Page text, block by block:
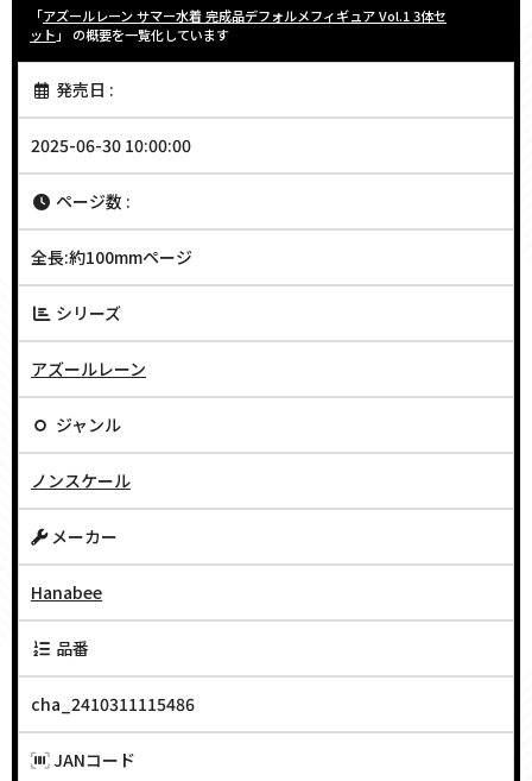
「アズールレーン サマー水着 完成品デフォルメフィギュア Vol.1 3体セ
ット 」 の概要を一覧化しています
発売日 :
2025-06-30 10:00:00
ページ数 :
全長:約100mmページ
シリーズ
アズールレーン
ジャンル
ノンスケール
メーカー
Hanabee
品番
cha_2410311115486
JANコード